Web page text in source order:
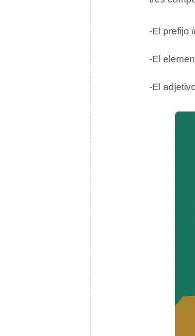
-El prefijo
-El
-El